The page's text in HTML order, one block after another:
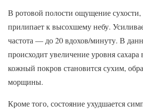
В ротовой полости ощущение сухости,
прилипает к высохшему небу.
частота — до 20 вдохов/минуту. В
происходит увеличение уровня
кожный покров становится сухим,
морщины.
Кроме того, состояние ухудшается